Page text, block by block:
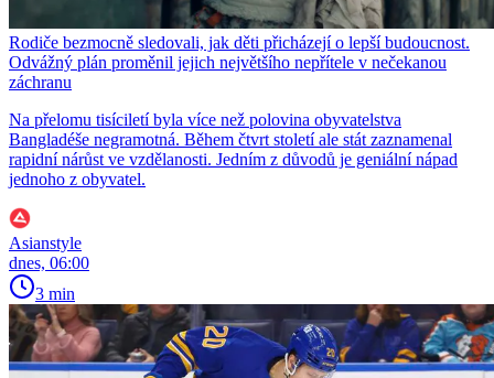
Rodiče bezmocně sledovali, jak děti přicházejí o lepší budoucnost.
Odvážný plán proměnil jejich největšího nepřítele v nečekanou
záchranu
Na přelomu tisíciletí byla více než polovina obyvatelstva
Bangladéše negramotná. Během čtvrt století ale stát zaznamenal
rapidní nárůst ve vzdělanosti. Jedním z důvodů je geniální nápad
jednoho z obyvatel.
Asianstyle
dnes, 06:00
3 min